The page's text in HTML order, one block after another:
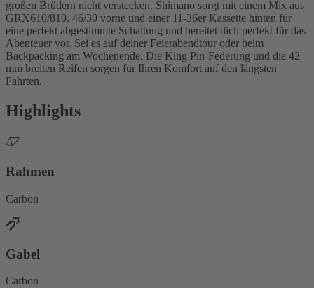
großen Brüdern nicht verstecken. Shimano sorgt mit einem Mix aus
GRX610/810, 46/30 vorne und einer 11-36er Kassette hinten für
eine perfekt abgestimmte Schaltung und bereitet dich perfekt für das
Abenteuer vor. Sei es auf deiner Feierabendtour oder beim
Backpacking am Wochenende. Die King Pin-Federung und die 42
mm breiten Reifen sorgen für Ihren Komfort auf den längsten
Fahrten.
Highlights
Rahmen
Carbon
Gabel
Carbon